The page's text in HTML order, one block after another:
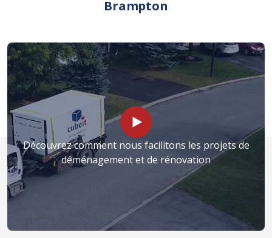
Brampton
Découvrez comment nous facilitons les projets de
déménagement et de rénovation